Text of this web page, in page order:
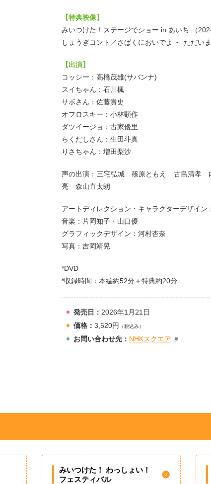
【特典映像】
みいつけた！ステージでショー in あいち （
しょうぎコント／さばくにおいでよ ～ ただいま
【出演】
コッシー：高橋茂雄(サバンナ)
スイちゃん：石川楓
サボさん：佐藤貴史
オフロスキー：小林顕作
ダツイージョ：古家優里
らくだしさん：生田斗真
りさちゃん：増田梨沙
声の出演：三宅弘城 篠原ともえ 古島清
亮 森山直太朗
アートディレクション・キャラクターデザイン
音楽：片岡知子・山口優
グラフィックデザイン：河村杏奈
写真：吉岡靖晃
*DVD
*収録時間：本編約52分＋特典約20分
発売日： 2026年1月21日
価格： 3,520円 （税込み）
お問い合わせ先： NHKスクエア
みいつけた！ わっしょい！
フェスティバル